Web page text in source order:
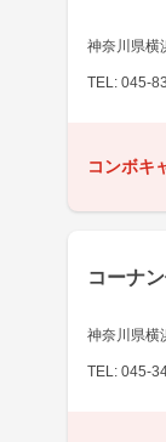
神奈川県横
TEL: 045-
コンボキ
コーナ
神奈川県横
TEL: 045-